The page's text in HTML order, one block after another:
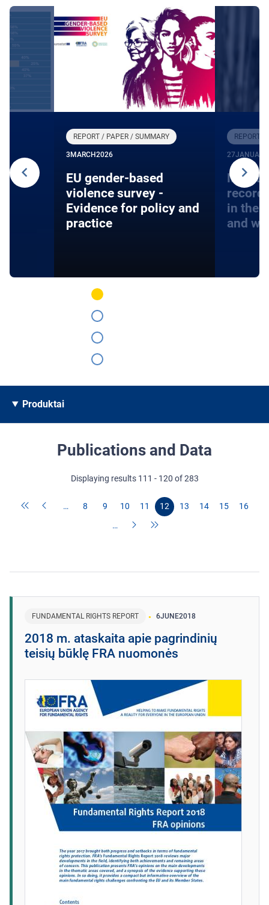
REPORT / PAPER / SUMMARY
3 MARCH2026
EU gender-based
violence survey -
Evidence for policy and
practice
REPORT /
27JANUARY
in the
and
Produktai
Publications and Data
Displaying results 111 - 120 of 283
… 8 9 10 11 12 13 14 15
16
…
FUNDAMENTAL RIGHTS REPORT 6JUNE2018
2018 m. ataskaita apie pagrindinių
teisių būklę FRA nuomonės